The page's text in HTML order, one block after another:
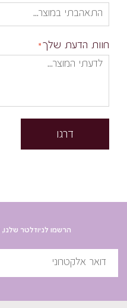
חוות הדעת שלך
דרגו
הרשמו לניוזלטר שלנו,